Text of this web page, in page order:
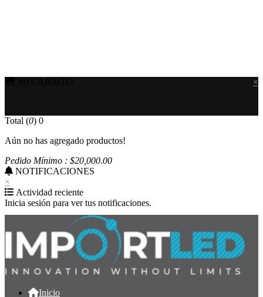
×
Total (0) 0
Aún no has agregado productos!
Pedido Mínimo : $20,000.00
NOTIFICACIONES
×
Actividad reciente
Inicia sesión para ver tus notificaciones.
Inicio